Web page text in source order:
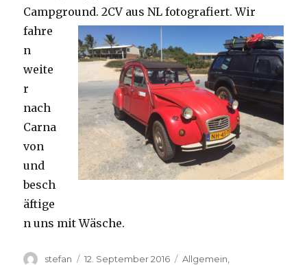
Campground.2CV aus NL fotografiert. Wir
fahre
n
weite
r
nach
Carna
von
und
besch
äftige
n uns mit Wäsche.
Autor
stefan
Veröffentlicht
12. September 2016 Kategorien
Allgemein